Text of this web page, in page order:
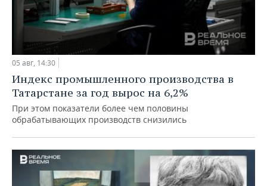
05 авг, 14:30
Индекс промышленного производства в
Татарстане за год вырос на 6,2%
При этом показатели более чем половины
обрабатывающих производств снизились